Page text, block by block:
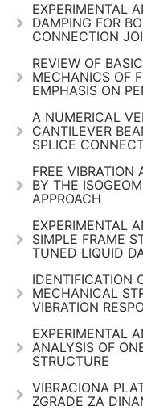
EXPERIMENTAL
DAMPING FOR
CONNECTION
REVIEW OF
MECHANICS OF
EMPHASIS ON
A NUMERICAL
CANTILEVER
SPLICE
FREE VIBRATION
BY THE
APPROACH
EXPERIMENTAL
SIMPLE FRAME
TUNED LIQUID
IDENTIFICATION
MECHANICAL
VIBRATION
EXPERIMENTAL
ANALYSIS OF
STRUCTURE
VIBRACIONA
ZGRADE ZA